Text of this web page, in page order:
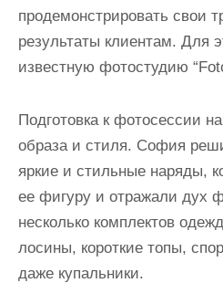
продемонстрировать свои
результаты клиентам. Для
известную фотостудию
Подготовка к фотосессии
образа и стиля. София
яркие и стильные наряды,
ее фигуру и отражали дух
несколько комплектов
лосины, короткие топы,
даже купальники.